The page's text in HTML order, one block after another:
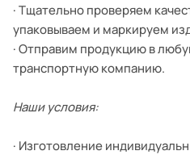
· Тщательно проверяем
упаковываем и маркируем
· Отправим продукцию в
транспортную компанию.
Наши условия:
· Изготовление